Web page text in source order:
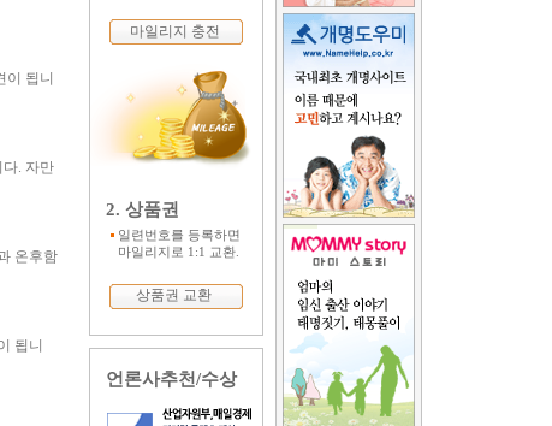
됩니
. 자만
온후함
됩니
마일리지 충전
2. 상품권
일련번호를 등록하면
마일리지로 1:1 교환.
상품권 교환
언론사추천/수상